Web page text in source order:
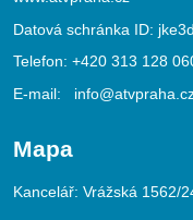
Datová schránka ID:
Telefon: +420 313 128
E-mail:
Mapa
Kancelář: Vrážská 1562/